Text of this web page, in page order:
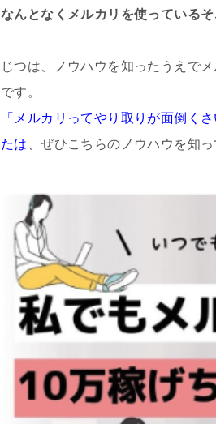
なんとなくメルカリを使っているそ
じつは、ノウハウを知ったうえで
です。
「メルカリってやり取りが面倒く
たは
、ぜひこちらのノウハウを知